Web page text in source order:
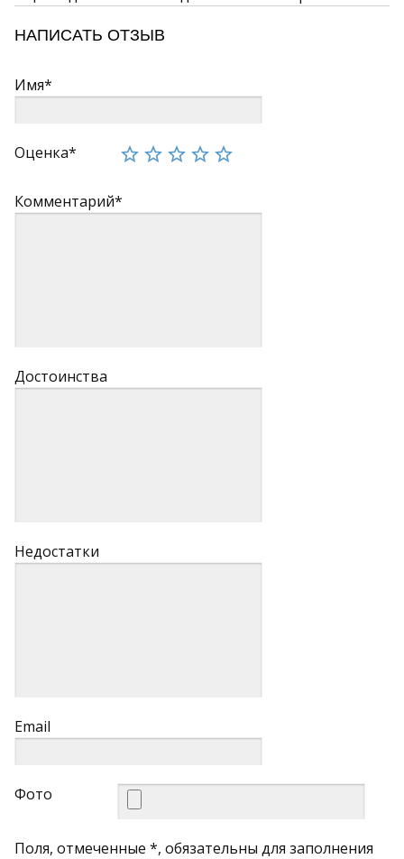
НАПИСАТЬ ОТЗЫВ
Имя*
Оценка*
Комментарий*
Достоинства
Недостатки
Email
Фото
Поля, отмеченные *, обязательны для заполнения